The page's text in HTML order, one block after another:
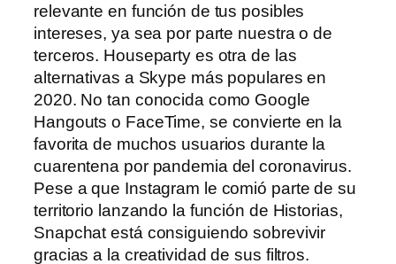
relevante en función de tus posibles
intereses, ya sea por parte nuestra o de
terceros. Houseparty es otra de las
alternativas a Skype más populares en
2020. No tan conocida como Google
Hangouts o FaceTime, se convierte en la
favorita de muchos usuarios durante la
cuarentena por pandemia del coronavirus.
Pese a que Instagram le comió parte de su
territorio lanzando la función de Historias,
Snapchat está consiguiendo sobrevivir
gracias a la creatividad de sus filtros.